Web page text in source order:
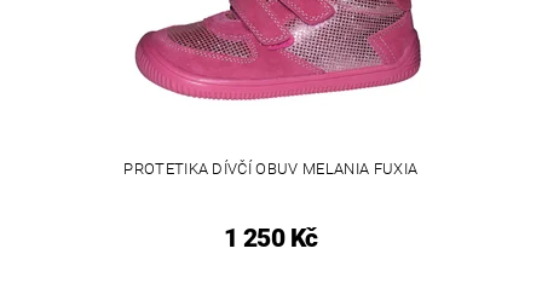
PROTETIKA DÍVČÍ OBUV MELANIA FUXIA
1 250 Kč